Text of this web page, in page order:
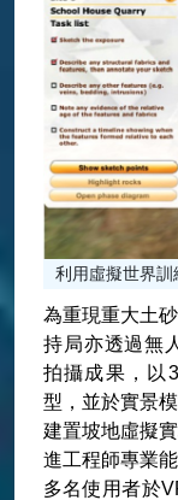
利用虛擬世界
為重現重大土
持局亦透過無
拍攝成果，以
型，並於實景
建置坡地虛擬
進工程師專業
多名使用者於